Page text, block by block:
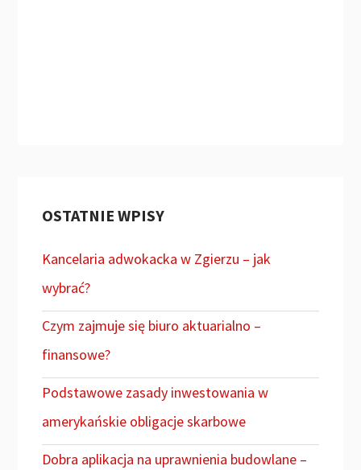
OSTATNIE WPISY
Kancelaria adwokacka w Zgierzu – jak
wybrać?
Czym zajmuje się biuro aktuarialno –
finansowe?
Podstawowe zasady inwestowania w
amerykańskie obligacje skarbowe
Dobra aplikacja na uprawnienia budowlane –